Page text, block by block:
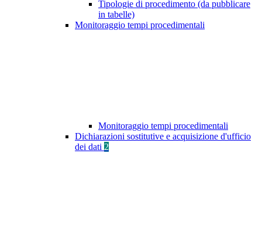
Tipologie di procedimento (da pubblicare
in tabelle)
Monitoraggio tempi procedimentali
Monitoraggio tempi procedimentali
Dichiarazioni sostitutive e acquisizione d'ufficio
dei dati 2